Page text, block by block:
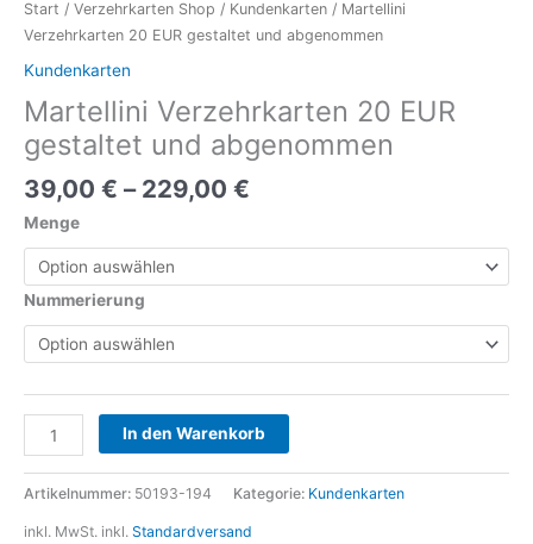
Start / Verzehrkarten Shop / Kundenkarten / Martellini
Verzehrkarten 20 EUR gestaltet und abgenommen
Kundenkarten
Martellini Verzehrkarten 20 EUR
gestaltet und abgenommen
39,00 € – 229,00 €
Menge
Nummerierung
In den Warenkorb
Artikelnummer: 50193-194 Kategorie: Kundenkarten
inkl. MwSt. inkl. Standardversand